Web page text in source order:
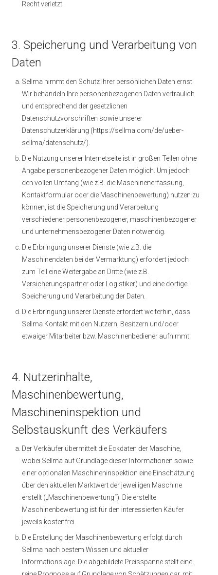
Recht verletzt.
3. Speicherung und Verarbeitung von
Daten
Sellma nimmt den Schutz Ihrer persönlichen Daten ernst.
Wir behandeln Ihre personenbezogenen Daten vertraulich
und entsprechend der gesetzlichen
Datenschutzvorschriften sowie unserer
Datenschutzerklärung (https://sellma.com/de/ueber-
sellma/datenschutz/).
Die Nutzung unserer Internetseite ist in großen Teilen ohne
Angabe personenbezogener Daten möglich. Um jedoch
den vollen Umfang (wie z.B. die Maschinenerfassung,
Kontaktformular oder die Maschinenbewertung) nutzen zu
können, ist die Speicherung und Verarbeitung
verschiedener personenbezogener, maschinenbezogener
und unternehmensbezogener Daten notwendig.
Die Erbringung unserer Dienste (wie z.B. die
Maschinendaten bei der Vermarktung) erfordert jedoch
zum Teil eine Weitergabe an Dritte (wie z.B.
Versicherungspartner oder Logistiker) und eine dortige
Speicherung und Verarbeitung der Daten.
Die Erbringung unserer Dienste erfordert weiterhin, dass
Sellma Kontakt mit den Nutzern, Besitzern und/oder
etwaiger Mitarbeiter bzw. Maschinenbediener aufnimmt.
4. Nutzerinhalte,
Maschinenbewertung,
Maschineninspektion und
Selbstauskunft des Verkäufers
Der Verkäufer übermittelt die Eckdaten der Maschine,
wobei Sellma auf Grundlage dieser Informationen sowie
einer optionalen Maschineninspektion eine Einschätzung
über den aktuellen Marktwert der jeweiligen Maschine
erstellt („Maschinenbewertung“). Die erstellte
Maschinenbewertung ist für den interessierten Käufer
jeweils kostenfrei.
Die Erstellung der Maschinenbewertung erfolgt durch
Sellma nach bestem Wissen und aktueller
Informationslage. Die abgebildete Preisspanne stellt eine